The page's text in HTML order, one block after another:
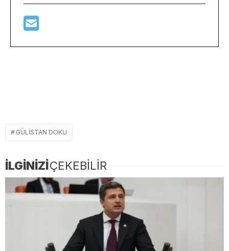
GÜLISTAN DOKU
İLGİNİZİÇEKEBİLİR